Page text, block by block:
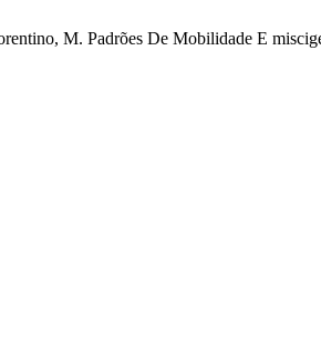
M. Padrões De Mobilidade E